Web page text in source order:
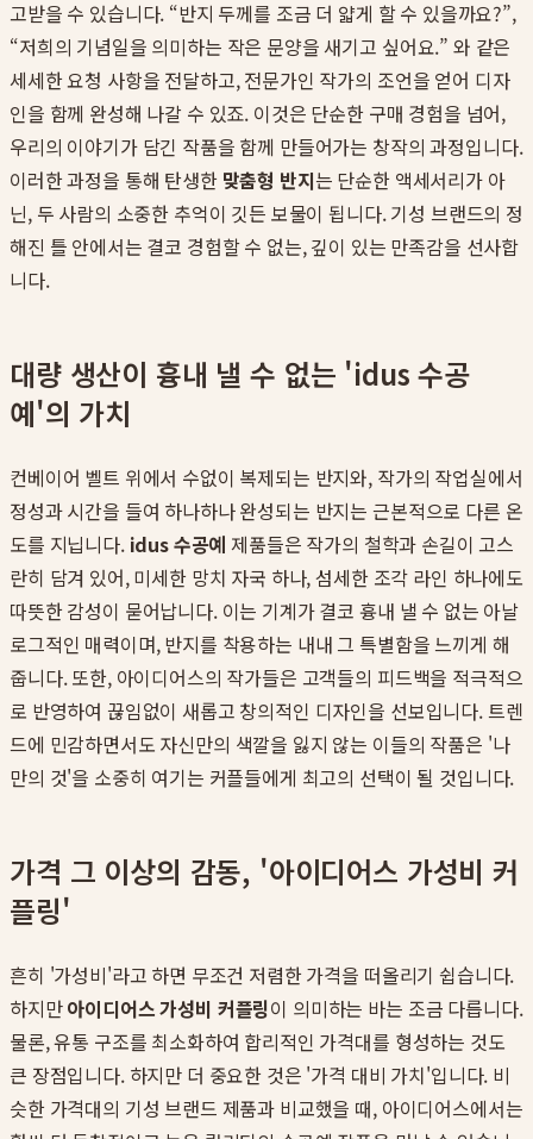
고받을 수 있습니다. “반지 두께를 조금 더 얇게 할 수 있을까요?”,
“저희의 기념일을 의미하는 작은 문양을 새기고 싶어요.” 와 같은
세세한 요청 사항을 전달하고, 전문가인 작가의 조언을 얻어 디자
인을 함께 완성해 나갈 수 있죠. 이것은 단순한 구매 경험을 넘어,
우리의 이야기가 담긴 작품을 함께 만들어가는 창작의 과정입니다.
이러한 과정을 통해 탄생한 맞춤형 반지는 단순한 액세서리가 아
닌, 두 사람의 소중한 추억이 깃든 보물이 됩니다. 기성 브랜드의 정
해진 틀 안에서는 결코 경험할 수 없는, 깊이 있는 만족감을 선사합
니다.
대량 생산이 흉내 낼 수 없는 'idus 수공
예'의 가치
컨베이어 벨트 위에서 수없이 복제되는 반지와, 작가의 작업실에서
정성과 시간을 들여 하나하나 완성되는 반지는 근본적으로 다른 온
도를 지닙니다. idus 수공예 제품들은 작가의 철학과 손길이 고스
란히 담겨 있어, 미세한 망치 자국 하나, 섬세한 조각 라인 하나에도
따뜻한 감성이 묻어납니다. 이는 기계가 결코 흉내 낼 수 없는 아날
로그적인 매력이며, 반지를 착용하는 내내 그 특별함을 느끼게 해
줍니다. 또한, 아이디어스의 작가들은 고객들의 피드백을 적극적으
로 반영하여 끊임없이 새롭고 창의적인 디자인을 선보입니다. 트렌
드에 민감하면서도 자신만의 색깔을 잃지 않는 이들의 작품은 '나
만의 것'을 소중히 여기는 커플들에게 최고의 선택이 될 것입니다.
가격 그 이상의 감동, '아이디어스 가성비 커
플링'
흔히 '가성비'라고 하면 무조건 저렴한 가격을 떠올리기 쉽습니다.
하지만아이디어스 가성비 커플링이 의미하는 바는 조금 다릅니다.
물론, 유통 구조를 최소화하여 합리적인 가격대를 형성하는 것도
큰 장점입니다. 하지만 더 중요한 것은 '가격 대비 가치'입니다. 비
슷한 가격대의 기성 브랜드 제품과 비교했을 때, 아이디어스에서는